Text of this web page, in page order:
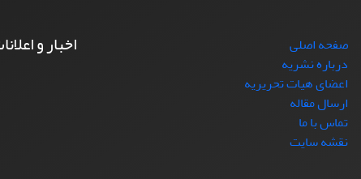
صفحه اصلی
درباره نشریه
اعضای هیات تحریریه
ارسال مقاله
تماس با ما
نقشه سایت
اخبار و